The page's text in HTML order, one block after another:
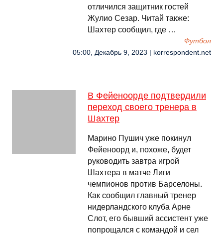
отличился защитник гостей
Жулио Сезар. Читай также:
Шахтер сообщил, где …
Футбол
05:00, Декабрь 9, 2023 | korrespondent.net
В Фейеноорде подтвердили
переход своего тренера в
Шахтер
Марино Пушич уже покинул
Фейеноорд и, похоже, будет
руководить завтра игрой
Шахтера в матче Лиги
чемпионов против Барселоны.
Как сообщил главный тренер
нидерландского клуба Арне
Слот, его бывший ассистент уже
попрощался с командой и сел